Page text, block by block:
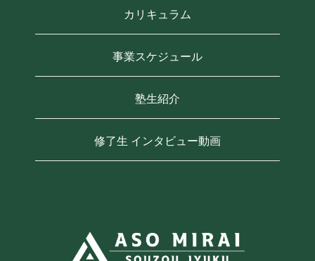
カリキュラム
事業スケジュール
塾生紹介
修了生 インタビュー動画